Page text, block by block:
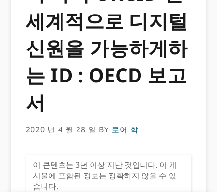
세계적으로 디지털
신원을 가능하게하
는 ID : OECD 보고
서
2020 년 4 월 28 일 BY 로어 학
이 콘텐츠는 3년 이상 지난 것입니다. 이 게
시물에 포함된 정보는 정확하지 않을 수 있
습니다.